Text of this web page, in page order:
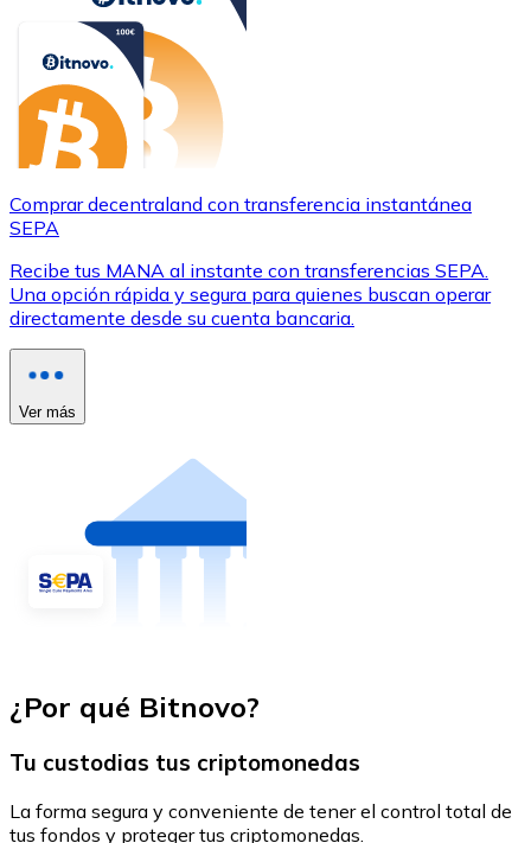
Comprar decentraland con transferencia instantánea
SEPA
Recibe tus MANA al instante con transferencias SEPA.
Una opción rápida y segura para quienes buscan operar
directamente desde su cuenta bancaria.
Ver más
¿Por qué Bitnovo?
Tu custodias tus criptomonedas
La forma segura y conveniente de tener el control total de
tus fondos y proteger tus criptomonedas.